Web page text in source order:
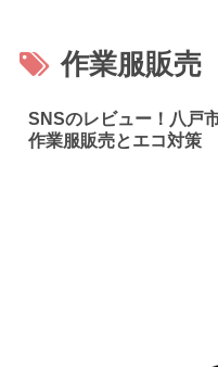
作業服販売
SNSのレビュー！八戸
作業服販売とエコ対策